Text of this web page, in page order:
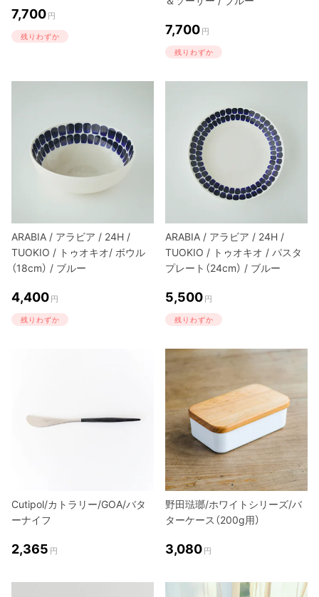
7,700 円
残りわずか 7,700 円
残りわずか
ARABIA / アラビア / 24H /
TUOKIO / トゥオキオ/ ボウル
（18cm） / ブルー
4,400 円
残りわずか
ARABIA / アラビア / 24H /
TUOKIO / トゥオキオ / パスタ
プレート（24cm） / ブルー
5,500 円
残りわずか
Cutipol/カトラリー/GOA/バタ
ーナイフ
2,365 円
野田琺瑯/ホワイトシリーズ/バ
ターケース（200g用）
3,080 円